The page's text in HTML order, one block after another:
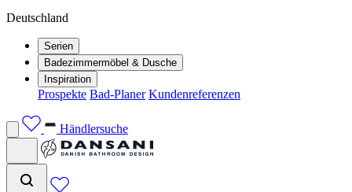
Deutschland
Serien
Badezimmermöbel & Dusche
Inspiration
Prospekte Bad-Planer Kundenreferenzen
Händlersuche